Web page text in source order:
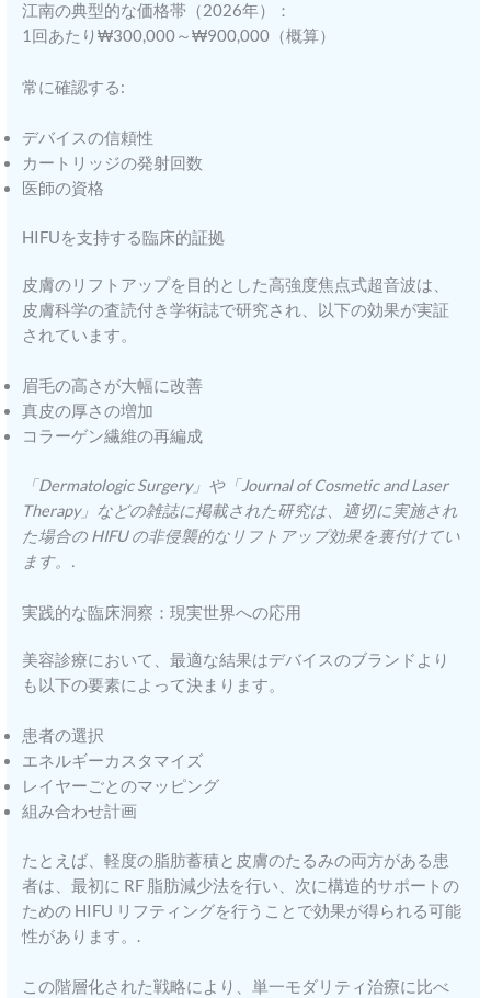
江南の典型的な価格帯（2026年）：
1回あたり₩300,000～₩900,000（概算）
常に確認する:
デバイスの信頼性
カートリッジの発射回数
医師の資格
HIFUを支持する臨床的証拠
皮膚のリフトアップを目的とした高強度焦点式超音波は、
皮膚科学の査読付き学術誌で研究され、以下の効果が実証
されています。
眉毛の高さが大幅に改善
真皮の厚さの増加
コラーゲン繊維の再編成
「Dermatologic Surgery」や「Journal of Cosmetic and Laser
Therapy」などの雑誌に掲載された研究は、適切に実施され
た場合の HIFU の非侵襲的なリフトアップ効果を裏付けてい
ます。.
実践的な臨床洞察：現実世界への応用
美容診療において、最適な結果はデバイスのブランドより
も以下の要素によって決まります。
患者の選択
エネルギーカスタマイズ
レイヤーごとのマッピング
組み合わせ計画
たとえば、軽度の脂肪蓄積と皮膚のたるみの両方がある患
者は、最初に RF 脂肪減少法を行い、次に構造的サポートの
ための HIFU リフティングを行うことで効果が得られる可能
性があります。.
この階層化された戦略により、単一モダリティ治療に比べ